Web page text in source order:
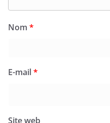
Nom *
E-mail*
Site web